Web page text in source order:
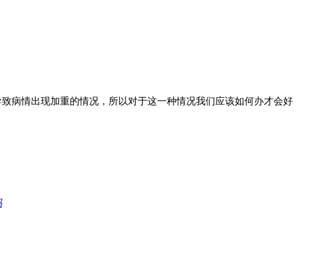
病情出现加重的情况，所以对于这一种情况我们应该如何办才会好